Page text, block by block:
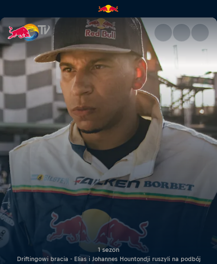
Red Bull Driftbrothers | Red
1 sezon
Driftingowi bracia - Elias i Johannes Hountondji ruszyli na podbój